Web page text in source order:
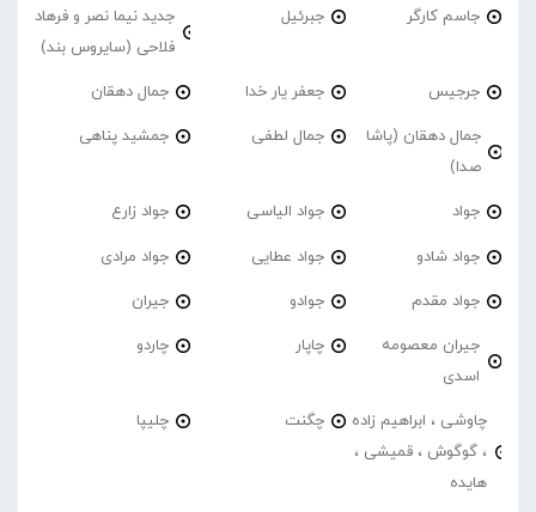
جاسم کارگر جبرئیل
جدید نیما نصر و فرهاد
فلاحی (سایروس بند)
جرجیس جعفر یار خدا جمال دهقان
جمال دهقان (پاشا
صدا)
جمال لطفی جمشید پناهی
جواد جواد الیاسی جواد زارع
جواد شادو جواد عطایی جواد مرادی
جواد مقدم جوادو جیران
جیران معصومه
اسدی
چاپار چاردو
چاوشی ، ابراهیم زاده
، گوگوش ، قمیشی ،
هایده
چگنت چلیپا